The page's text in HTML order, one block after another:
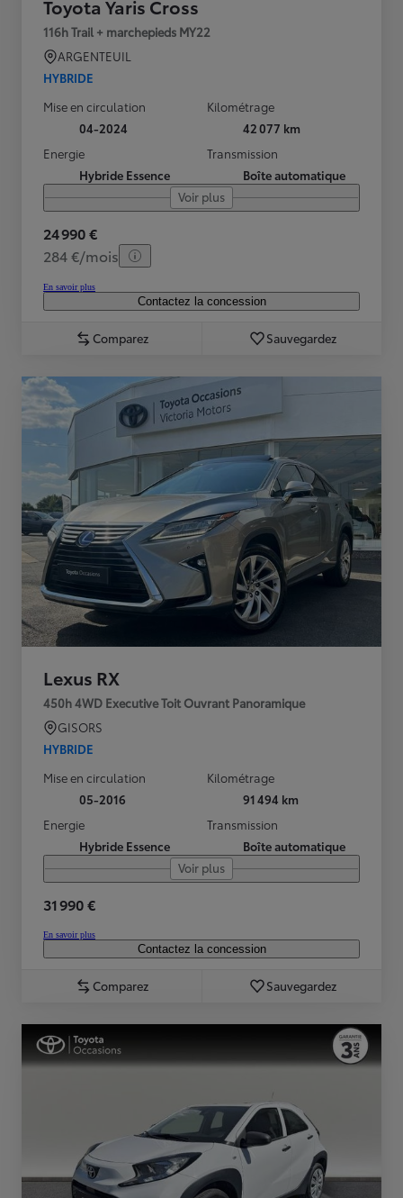
Toyota Yaris Cross
116h Trail + marchepieds MY22
ARGENTEUIL
HYBRIDE
Mise en circulation
04-2024
Kilométrage
42 077 km
Energie
Hybride Essence
Transmission
Boîte automatique
Voir plus
24 990 €
284 €/mois
En savoir plus
Contactez la concession
Comparez Sauvegardez
Lexus RX
450h 4WD Executive Toit Ouvrant Panoramique
GISORS
HYBRIDE
Mise en circulation
05-2016
Kilométrage
91 494 km
Energie
Hybride Essence
Transmission
Boîte automatique
Voir plus
31 990 €
En savoir plus
Contactez la concession
Comparez Sauvegardez